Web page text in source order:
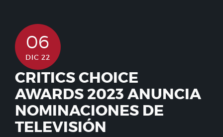
06
DIC 22
CRITICS CHOICE
AWARDS 2023 ANUNCIA
NOMINACIONES DE
TELEVISIÓN